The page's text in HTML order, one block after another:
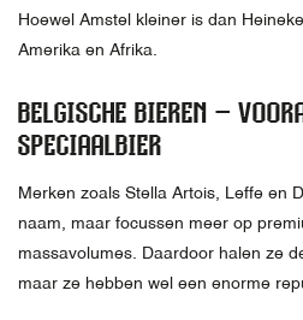
Hoewel Amstel kleiner is dan
Amerika en Afrika.
BELGISCHE BIEREN –
SPECIAALBIER
Merken zoals Stella Artois, Leffe en
naam, maar focussen meer op
massavolumes. Daardoor halen ze
maar ze hebben wel een enorme